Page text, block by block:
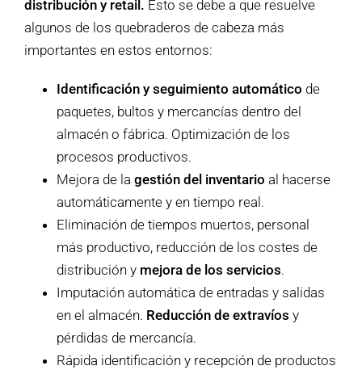
distribución y retail. Esto se debe a que resuelve
algunos de los quebraderos de cabeza más
importantes en estos entornos:
Identificación y seguimiento automático de
paquetes, bultos y mercancías dentro del
almacén o fábrica. Optimización de los
procesos productivos.
Mejora de la gestión del inventario al hacerse
automáticamente y en tiempo real.
Eliminación de tiempos muertos, personal
más productivo, reducción de los costes de
distribución y mejora de los servicios.
Imputación automática de entradas y salidas
en el almacén. Reducción de extravíos y
pérdidas de mercancía.
Rápida identificación y recepción de productos